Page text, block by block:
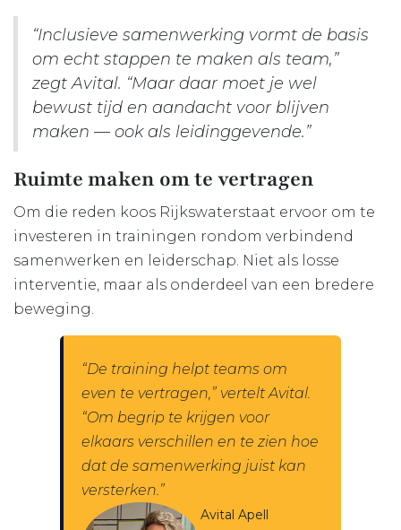
“Inclusieve samenwerking vormt de basis
om echt stappen te maken als team,”
zegt Avital. “Maar daar moet je wel
bewust tijd en aandacht voor blijven
maken — ook als leidinggevende.”
Ruimte maken om te vertragen
Om die reden koos Rijkswaterstaat ervoor om te
investeren in trainingen rondom verbindend
samenwerken en leiderschap. Niet als losse
interventie, maar als onderdeel van een bredere
beweging.
“De training helpt teams om
even te vertragen,” vertelt Avital.
“Om begrip te krijgen voor
elkaars verschillen en te zien hoe
dat de samenwerking juist kan
versterken.”
Avital Apell